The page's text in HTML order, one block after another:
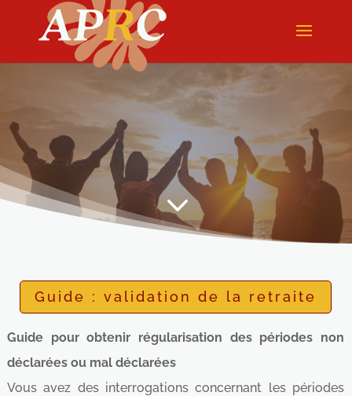
3
Guide : validation de la retraite
Guide pour obtenir régularisation des périodes non
déclarées ou mal déclarées
Vous avez des interrogations concernant les périodes